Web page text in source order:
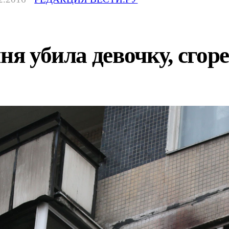
убила девочку,